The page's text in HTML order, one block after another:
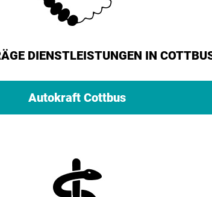
DIENSTLEISTUNGEN IN
Autokraft Cottbus